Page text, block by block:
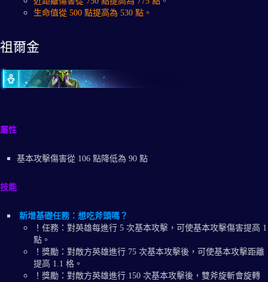
生命值從 500 點提高為 530 點。
祖爾金
屬性
基本攻擊傷害從 106 點降低為 90 點
技能
新增基礎任務：想吃斧頭嗎？
！任務：對英雄每進行 5 次基本攻擊，可使基本攻擊傷害提高 1
點。
！獎勵：對敵方英雄進行 75 次基本攻擊後，可使基本攻擊距離
提高 1.1 格。
！獎勵：對敵方英雄進行 150 次基本攻擊後，雙斧旋斬會旋轉